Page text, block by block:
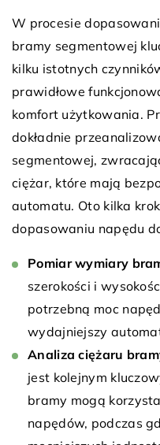
W procesie
bramy segmentowej
kilku istotnych
prawidłowe
komfort użytkowania.
dokładnie
segmentowej,
ciężar, które mają
automatu. Oto kilka
dopasowaniu napędu
Pomiar wymiary
szerokości i
potrzebną moc
wydajniejszy
Analiza ciężaru
jest kolejnym
bramy mogą
napędów, podczas